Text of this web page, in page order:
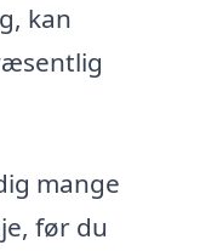
kan
mange
før du